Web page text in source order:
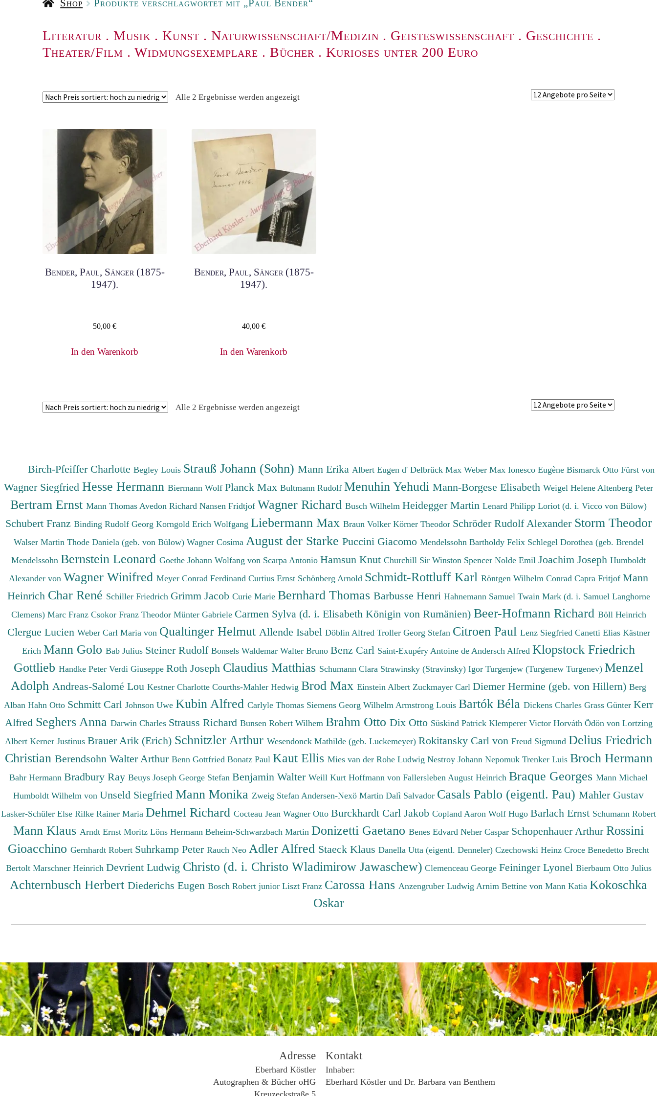
Shop Produkte verschlagwortet mit „Paul Bender“
Literatur . Musik . Kunst . Naturwissenschaft/Medizin . Geisteswissenschaft . Geschichte .
Theater/Film . Widmungsexemplare . Bücher . Kurioses unter 200 Euro
Alle 2 Ergebnisse werden angezeigtNach
Bender, Paul, Sänger (1875-
1947).
50,00€
In den Warenkorb
Bender, Paul, Sänger (1875-
1947).
40,00€
In den Warenkorb
Alle 2 Ergebnisse werden angezeigtNach
Birch-Pfeiffer CharlotteBegley Louis Strauß Johann (Sohn)Mann Erika Albert Eugen d'Delbrück MaxWeber MaxIonesco EugèneBismarck Otto Fürst von
Wagner Siegfried Hesse Hermann Biermann Wolf Planck Max Bultmann Rudolf Menuhin Yehudi Mann-Borgese Elisabeth Weigel Helene Altenberg Peter
Bertram Ernst Mann Thomas Avedon Richard Nansen Fridtjof Wagner Richard Busch Wilhelm Heidegger Martin Lenard Philipp Loriot (d. i. Vicco von Bülow)
Schubert Franz Binding Rudolf Georg Korngold Erich Wolfgang Liebermann Max Braun Volker Körner Theodor Schröder Rudolf Alexander Storm Theodor
Walser Martin Thode Daniela (geb. von Bülow) Wagner Cosima August der Starke Puccini Giacomo Mendelssohn Bartholdy Felix Schlegel Dorothea (geb. Brendel
Mendelssohn Bernstein Leonard Goethe Johann Wolfang von Scarpa Antonio Hamsun Knut Churchill Sir Winston Spencer Nolde Emil Joachim Joseph Humboldt
Alexander von Wagner Winifred Meyer Conrad Ferdinand Curtius Ernst Schönberg Arnold Schmidt-Rottluff Karl Röntgen Wilhelm Conrad Capra Fritjof Mann
Heinrich Char René Schiller Friedrich Grimm Jacob Curie Marie Bernhard Thomas Barbusse Henri Hahnemann Samuel Twain Mark (d. i. Samuel Langhorne
Clemens) Marc Franz Csokor Franz Theodor Münter Gabriele Carmen Sylva (d. i. Elisabeth Königin von Rumänien) Beer-Hofmann Richard Böll Heinrich
Clergue Lucien Weber Carl Maria von Qualtinger Helmut Allende Isabel Döblin Alfred Troller Georg Stefan Citroen Paul Lenz Siegfried Canetti Elias Kästner
Erich Mann Golo Bab Julius Steiner Rudolf Bonsels Waldemar Walter Bruno Benz Carl Saint-Exupéry Antoine de Andersch Alfred Klopstock Friedrich
Gottlieb Handke Peter Verdi Giuseppe Roth Joseph Claudius Matthias Schumann Clara Strawinsky (Stravinsky) Igor Turgenjew (Turgenew Turgenev) Menzel
Adolph Andreas-Salomé Lou Kestner Charlotte Courths-Mahler Hedwig Brod Max Einstein Albert Zuckmayer Carl Diemer Hermine (geb. von Hillern) Berg
Alban Hahn Otto Schmitt Carl Johnson Uwe Kubin Alfred Carlyle Thomas Siemens Georg Wilhelm Armstrong Louis Bartók Béla Dickens Charles Grass Günter Kerr
Alfred Seghers Anna Darwin Charles Strauss Richard Bunsen Robert Wilhem Brahm Otto Dix Otto Süskind Patrick Klemperer Victor Horváth Ödön von Lortzing
Albert Kerner Justinus Brauer Arik (Erich) Schnitzler Arthur Wesendonck Mathilde (geb. Luckemeyer) Rokitansky Carl von Freud Sigmund Delius Friedrich
Christian Berendsohn Walter Arthur Benn Gottfried Bonatz Paul Kaut Ellis Mies van der Rohe Ludwig Nestroy Johann Nepomuk Trenker Luis Broch Hermann
Bahr Hermann Bradbury Ray Beuys Joseph George Stefan Benjamin Walter Weill Kurt Hoffmann von Fallersleben August Heinrich Braque Georges Mann Michael
Humboldt Wilhelm von Unseld Siegfried Mann Monika Zweig Stefan Andersen-Nexö Martin Dalì Salvador Casals Pablo (eigentl. Pau) Mahler Gustav
Lasker-Schüler Else Rilke Rainer Maria Dehmel Richard Cocteau Jean Wagner Otto Burckhardt Carl Jakob Copland Aaron Wolf Hugo Barlach Ernst Schumann Robert
Mann Klaus Arndt Ernst Moritz Löns Hermann Beheim-Schwarzbach Martin Donizetti Gaetano Benes Edvard Neher Caspar Schopenhauer Arthur Rossini
Gioacchino Gernhardt Robert Suhrkamp Peter Rauch Neo Adler Alfred Staeck Klaus Danella Utta (eigentl. Denneler) Czechowski Heinz Croce Benedetto Brecht
Bertolt Marschner Heinrich Devrient Ludwig Christo (d. i. Christo Wladimirow Jawaschew) Clemenceau George Feininger Lyonel Bierbaum Otto Julius
Achternbusch Herbert Diederichs Eugen Bosch Robert junior Liszt Franz Carossa Hans Anzengruber Ludwig Arnim Bettine von Mann Katia Kokoschka
Oskar
Adresse
Eberhard Köstler
Autographen & Bücher oHG
Kontakt
Inhaber:
Eberhard Köstler und Dr. Barbara van Benthem